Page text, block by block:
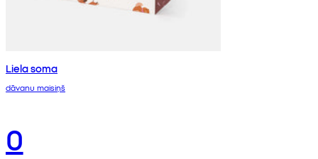
Liela soma
dāvanu maisiņš
0